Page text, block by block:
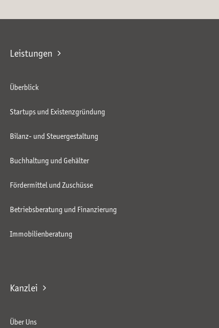
Leistungen
Überblick
Startups und Existenzgründung
Bilanz- und Steuergestaltung
Buchhaltung und Gehälter
Fördermittel und Zuschüsse
Betriebsberatung und Finanzierung
Immobilienberatung
Kanzlei
Über Uns